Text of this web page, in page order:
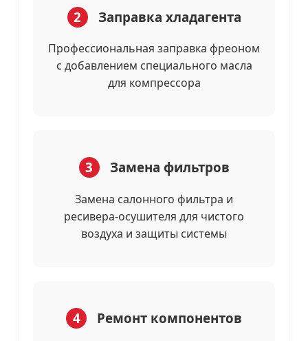
2 Заправка хладагента
Профессиональная заправка фреоном
с добавлением специального масла
для компрессора
3 Замена фильтров
Замена салонного фильтра и
ресивера-осушителя для чистого
воздуха и защиты системы
4 Ремонт компонентов